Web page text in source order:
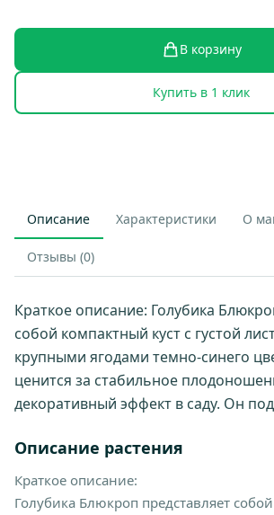
В корзину
Купить в 1 клик
Описание Характеристики О
Отзывы (0)
Краткое описание: Голубика
собой компактный куст с густой
крупными ягодами темно-синего
ценится за стабильное
декоративный эффект в саду. Он
Описание растения
Краткое описание:
Голубика Блюкроп представляет